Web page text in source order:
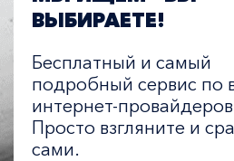
ВЫБИРАЕТЕ!
Бесплатный и самый
подробный сервис по
интернет-
Просто взгляните и
сами.